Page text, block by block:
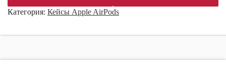
Категория: Кейсы Apple AirPods